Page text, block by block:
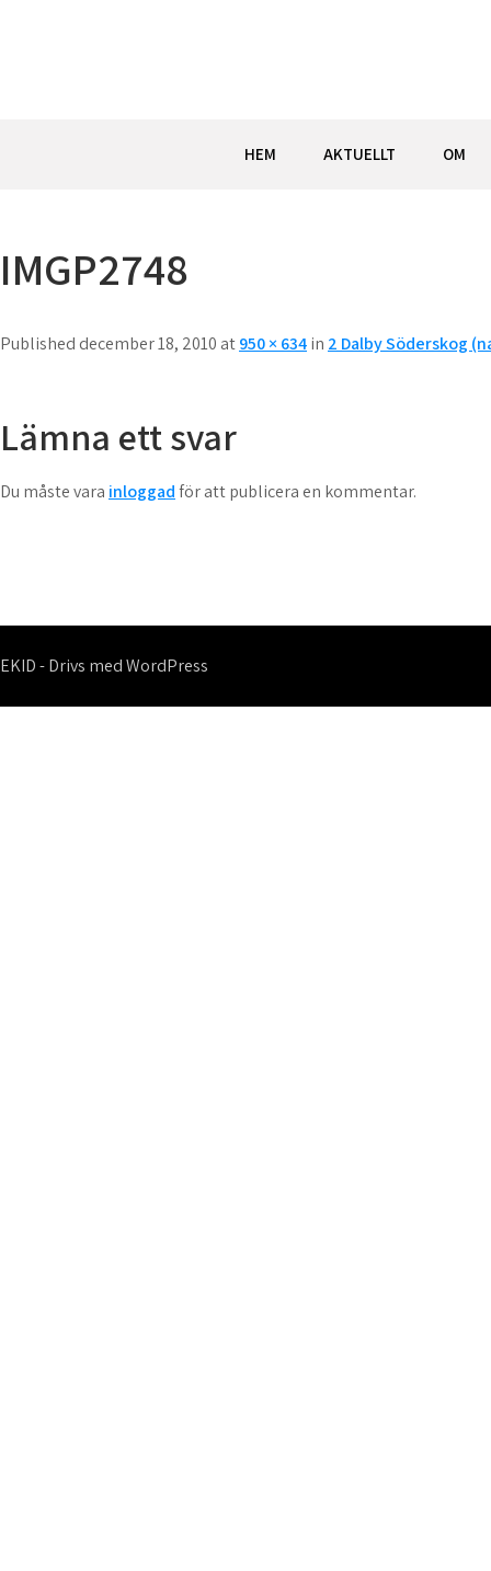
HEM AKTUELLT OM
IMGP2748
Published december 18, 2010 at950 × 634in 2 Dalby Söderskog
Lämna ett svar
Du måste vara inloggadför att publicera en kommentar.
EKID - Drivs med WordPress